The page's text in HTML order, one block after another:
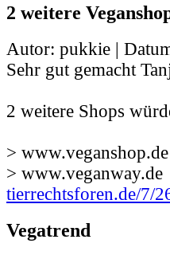
2 weitere
Autor: pukkie |
Sehr gut gemacht
2 weitere Shops
>
> www.veganway.de
tierrechtsforen.de/7/
Vegatrend